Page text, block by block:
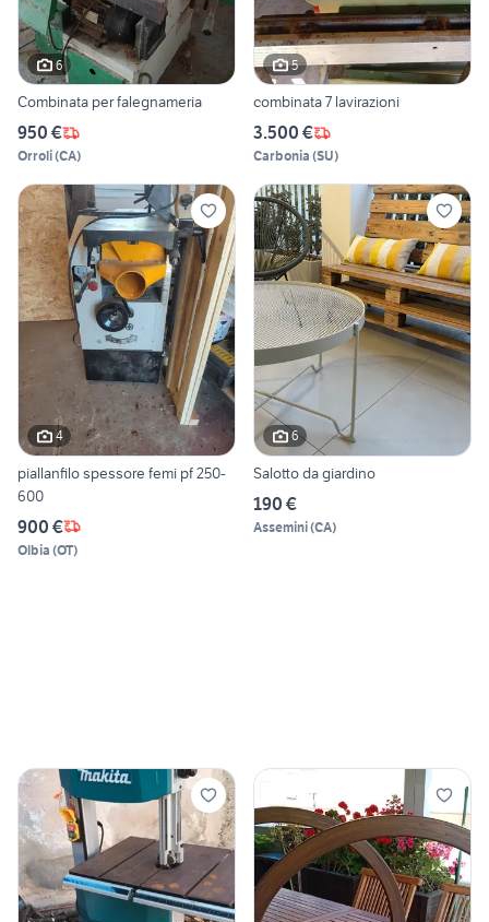
6
Combinata per falegnameria
950 €
Orroli(CA)
5
combinata 7 lavirazioni
3.500 €
Carbonia (SU)
4
piallanfilo spessore femi pf 250-
600
900 €
Olbia (OT)
6
Salotto da giardino
190 €
Assemini(CA)